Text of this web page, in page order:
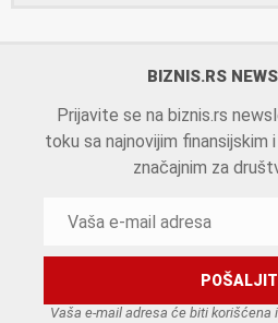
BIZNIS.RS
Prijavite se na biznis.rs
toku sa najnovijim
značajnim za
Vaša e-mail adresa će biti korišćena